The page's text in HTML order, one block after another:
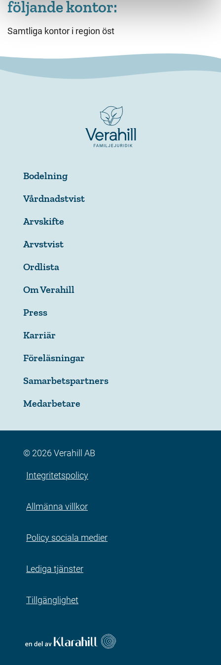
följande kontor:
Samtliga kontor i region öst
Bodelning
Vårdnadstvist
Arvskifte
Arvstvist
Ordlista
Om Verahill
Press
Karriär
Föreläsningar
Samarbetspartners
Medarbetare
© 2026 Verahill AB
Integritetspolicy
Allmänna villkor
Policy sociala medier
Lediga tjänster
Tillgänglighet